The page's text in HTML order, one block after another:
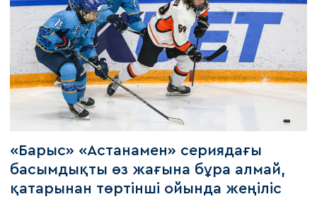
«Барыс» «Астанамен» сериядағы
басымдықты өз жағына бұра алмай,
қатарынан төртінші ойында жеңіліс